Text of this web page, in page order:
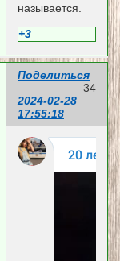
называется.
+3
Поделиться
34
2024-02-28
17:55:18